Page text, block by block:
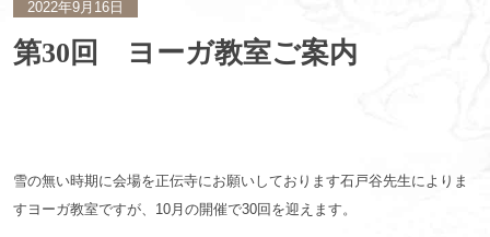
2022年9月16日
第30回 ヨーガ教室ご案内
雪の無い時期に会場を正伝寺にお願いしております石戸谷先生によりま
すヨーガ教室ですが、10月の開催で30回を迎えます。